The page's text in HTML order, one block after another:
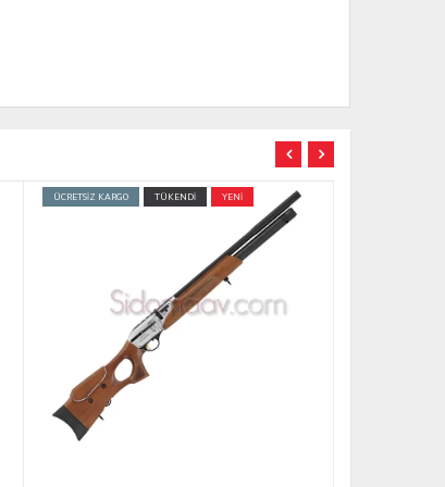
ÜCRETSİZ KARGO TÜKENDİ